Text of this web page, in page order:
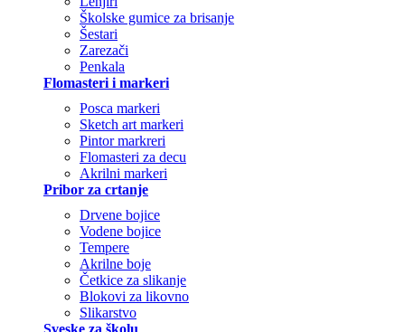
Školske gumice za brisanje
Šestari
Zarezači
Penkala
Flomasteri i markeri
Posca markeri
Sketch art markeri
Pintor markreri
Flomasteri za decu
Akrilni markeri
Pribor za crtanje
Drvene bojice
Vodene bojice
Tempere
Akrilne boje
Četkice za slikanje
Blokovi za likovno
Slikarstvo
Sveske za školu